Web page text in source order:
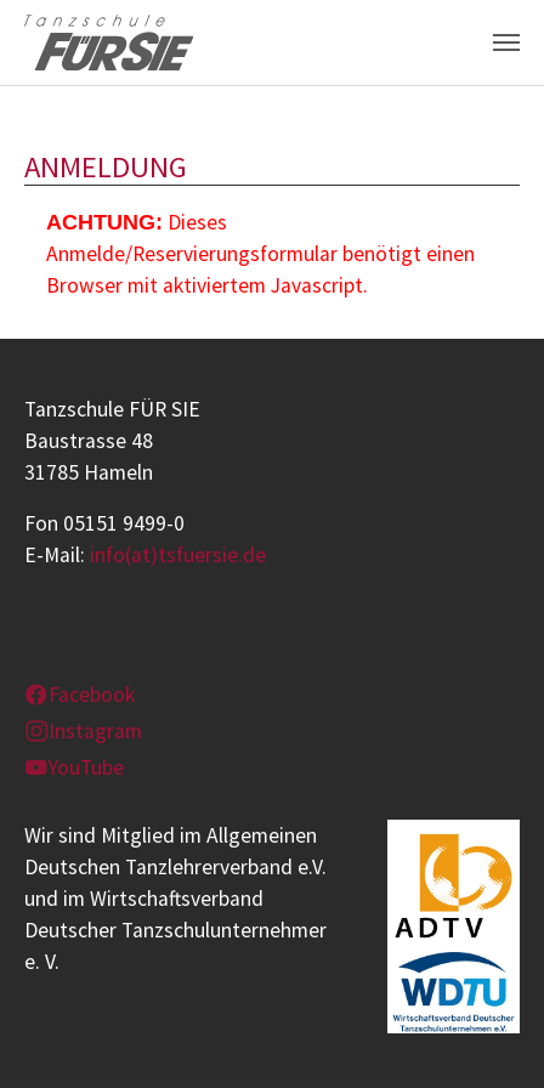
ANMELDUNG
ACHTUNG: Dieses
Anmelde/Reservierungsformular benötigt einen
Browser mit aktiviertem Javascript.
Tanzschule FÜR SIE
Baustrasse 48
31785 Hameln
Fon 05151 9499-0
E-Mail: info(at)tsfuersie.de
Facebook
Instagram
YouTube
Wir sind Mitglied im Allgemeinen
Deutschen Tanzlehrerverband e.V.
und im Wirtschaftsverband
Deutscher Tanzschulunternehmer
e. V.